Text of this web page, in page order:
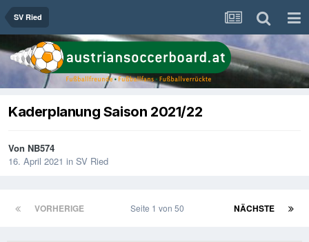
SV Ried
Kaderplanung Saison 2021/22
Von NB574
16. April 2021 in SV Ried
VORHERIGE NÄCHSTE
Seite 1 von 50